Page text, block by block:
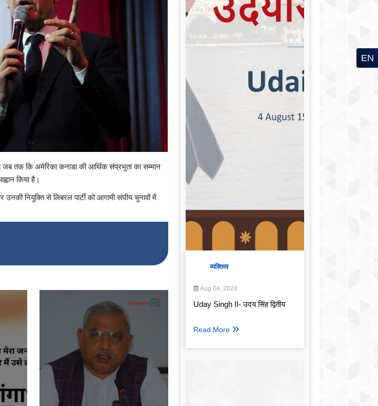
जब तक कि अमेरिका कनाडा की आर्थिक संप्रभुता का सम्मान
किया है।
उनकी नियुक्ति से लिबरल पार्टी को आगामी संघीय चुनावों में
व्यक्तित्व
Aug 04, 2024
Uday Singh II- उदय सिंह द्वितीय
Read More
EN